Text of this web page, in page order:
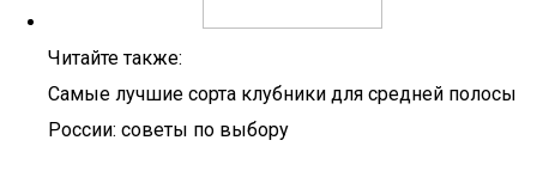
Читайте также:
Самые лучшие сорта клубники для средней полосы
России: советы по выбору